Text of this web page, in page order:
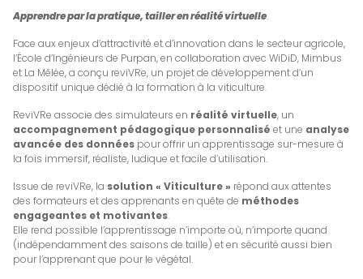
Apprendre par la pratique, tailler en réalité virtuelle.
Face aux enjeux d’attractivité et d’innovation dans le secteur agricole,
l’École d’Ingénieurs de Purpan, en collaboration avec WiDiD, Mimbus
et La Mêlée, a conçu reviVRe, un projet de développement d’un
dispositif unique dédié à la formation à la viticulture.
ReviVRe associe des simulateurs en réalité virtuelle, un
accompagnement pédagogique personnalisé et une analyse
avancée des données pour offrir un apprentissage sur-mesure à
la fois immersif, réaliste, ludique et facile d’utilisation.
Issue de reviVRe, la solution « Viticulture » répond aux attentes
des formateurs et des apprenants en quête de méthodes
engageantes et motivantes.
Elle rend possible l’apprentissage n’importe où, n’importe quand
(indépendamment des saisons de taille) et en sécurité aussi bien
pour l’apprenant que pour le végétal.